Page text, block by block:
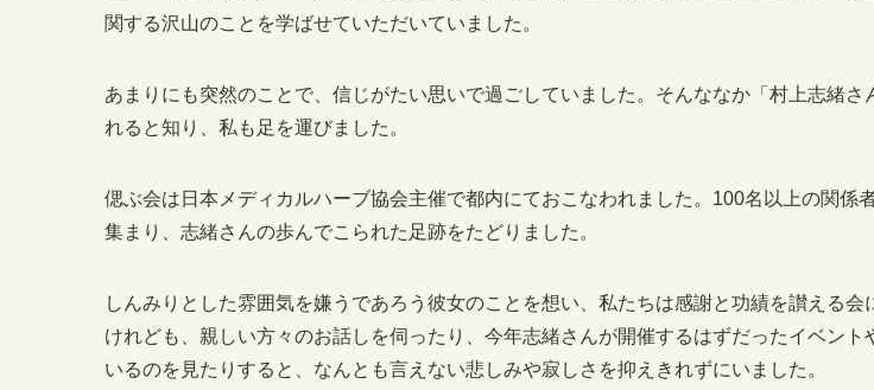
関する沢山のことを学ばせていただいていました。
あまりにも突然のことで、信じがたい思いで過ごしていました。そんななか「村上志緒さ
れると知り、私も足を運びました。
偲ぶ会は日本メディカルハーブ協会主催で都内にておこなわれました。100名以上の関係
集まり、志緒さんの歩んでこられた足跡をたどりました。
しんみりとした雰囲気を嫌うであろう彼女のことを想い、私たちは感謝と功績を讃える会
けれども、親しい方々のお話しを伺ったり、今年志緒さんが開催するはずだったイベント
いるのを見たりすると、なんとも言えない悲しみや寂しさを抑えきれずにいました。